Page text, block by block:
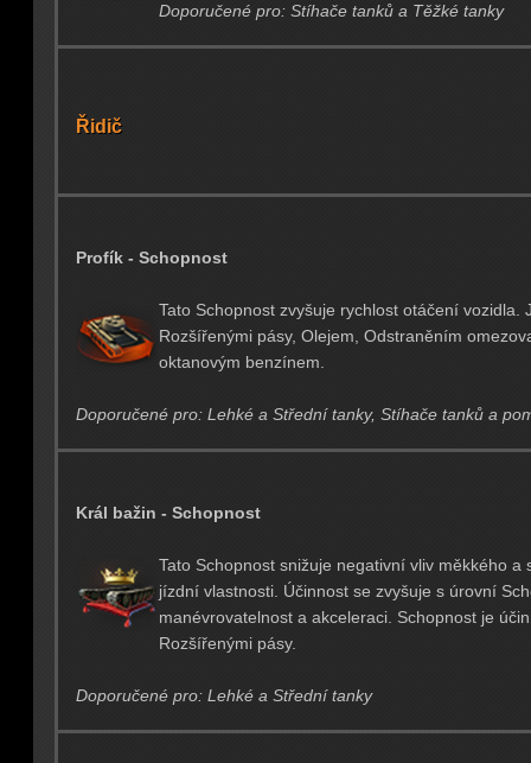
Doporučené pro: Stíhače tanků a Těžké tanky
Řidič
Profík - Schopnost
Tato Schopnost zvyšuje rychlost otáčení vozidla.
Rozšířenými pásy, Olejem, Odstraněním
oktanovým benzínem.
Doporučené pro: Lehké a Střední tanky, Stíhače tanků a
Král bažin - Schopnost
Tato Schopnost snižuje negativní vliv měkkého
jízdní vlastnosti. Účinnost se zvyšuje s úrovní
manévrovatelnost a akceleraci. Schopnost je
Rozšířenými pásy.
Doporučené pro: Lehké a Střední tanky